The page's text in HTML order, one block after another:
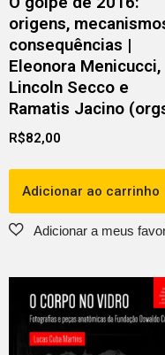
origens,
consequências |
Eleonora Menicucci,
Lincoln Secco e
Ramatis Jacino
R$82,00
Adicionar ao carrinho